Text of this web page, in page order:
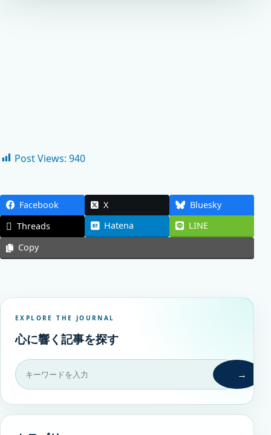
Post Views: 940
Facebook X
Bluesky
Threads
Hatena
LINE
Copy
EXPLORE THE JOURNAL
心に響く記事を探す
→